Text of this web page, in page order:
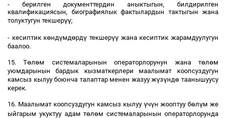
- берилген документтердин аныктыгын, билдирилген
квалификациясын, биографиялык фактылардын тактыгын жана
толуктугун текшерүү;
- кесиптик көндүмдөрдү текшерүү жана кесиптик жарамдуулугун
баалоо.
15. Төлөм системаларынын операторлорунун жана төлөм
уюмдарынын бардык кызматкерлери маалымат коопсуздугун
камсыз кылуу боюнча талаптар менен жазуу жүзүндө таанышуусу
керек.
16. Маалымат коопсуздугун камсыз кылуу үчүн жооптуу бөлүм же
ыйгарым укуктуу адам төлөм системаларынын операторлорунда